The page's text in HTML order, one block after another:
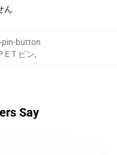
ん
pin-button
E T ピン,
Say